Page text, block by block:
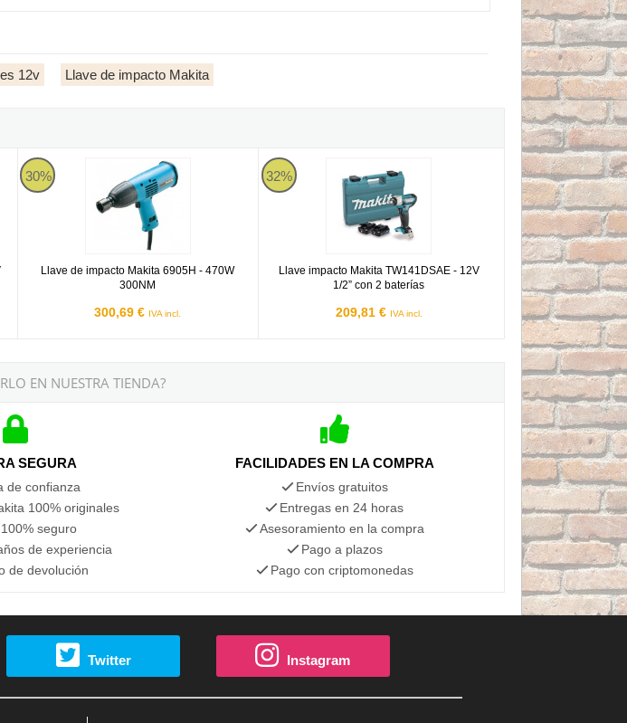
12v Llave de impacto Makita
XGT 1/2" 1700Nm
2Ah
30%
Llave de impacto Makita 6905H - 470W
300NM
300,69 € IVA incl.
Llave de impacto Makita 6905H - 470W 300NM
32%
Llave impacto Makita TW141DSAE - 12V
1/2” con 2 baterías
209,81 € IVA incl.
Llave impacto Makita TW141DSAE - 12V 1/2” con 2 baterías
EN NUESTRA TIENDA?
SEGURA
de confianza
100% originales
seguro
de experiencia
de devolución
FACILIDADES EN LA COMPRA
Envíos gratuitos
Entregas en 24 horas
Asesoramiento en la compra
Pago a plazos
Pago con criptomonedas
Twitter Instagram